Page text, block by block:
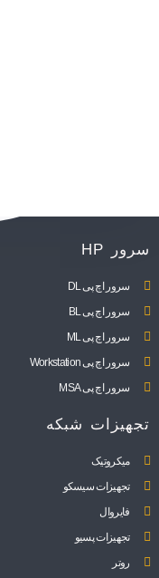
سرور HP
سرور اچ پی DL
سرور اچ پی BL
سرور اچ پی ML
سرور اچ پی Workstation
سرور اچ پی MSA
تجهیزات شبکه
میکروتیک
تجهیزات سیسکو
فایروال
تجهیزات پسیو
روتر